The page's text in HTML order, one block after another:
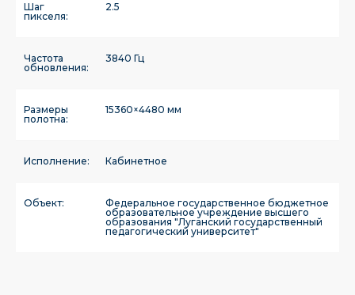
Шаг
пикселя:
2.5
Частота
обновления:
3840 Гц
Размеры
полотна:
15360×4480 мм
Исполнение: Кабинетное
Объект:
Федеральное государственное бюджетное
образовательное учреждение высшего
образования "Луганский государственный
педагогический университет"